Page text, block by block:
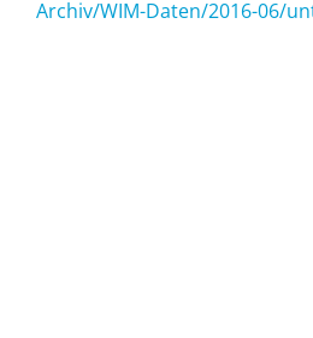
Archiv/WIM-Daten/2016-06/